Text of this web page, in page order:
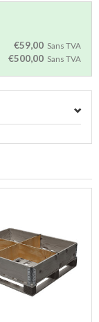
€59,00 Sans TVA
€500,00 Sans TVA